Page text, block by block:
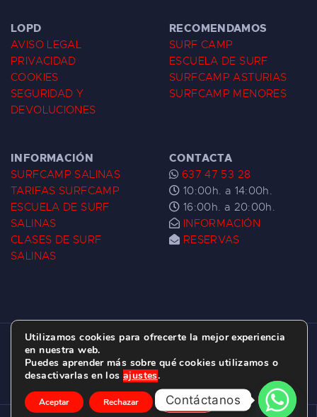
LOPD
AVISO LEGAL
PRIVACIDAD
COOKIES
SEGURIDAD Y
DEVOLUCIONES
RECOMENDAMOS
SURF CAMP
ESCUELA DE SURF
SURFCAMP ASTURIAS
SURFCAMP MENORES
INFORMACIÓN
SURFCAMP SALINAS
TARIFAS SURFCAMP
ESCUELA DE SURF
SALINAS
CLASES DE SURF
SALINAS
CONTACTA
637 47 53 28
10:00h. a 14:00h.
16:00h. a 20:00h.
INFORMACIÓN
RESERVAS
ESCUELA DE SURF LAS DUNAS ©
C/ BERNARDO ÁLVAREZ GALAN 1, SALINAS
(ASTURIAS)
Utilizamos cookies para ofrecerte la mejor experiencia
en nuestra web.
Puedes aprender más sobre qué cookies utilizamos o
desactivarlas en los ajustes.
Aceptar Rechazar Ajustes
Contáctanos